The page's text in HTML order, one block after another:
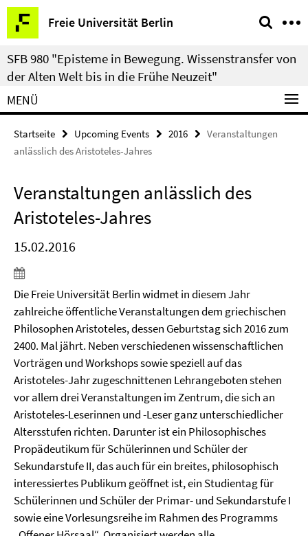
Springe
direkt
zu
Inhalt
Freie Universität Berlin
Service-
Navigation
SFB 980 "Episteme in Bewegung. Wissenstransfer von
der Alten Welt bis in die Frühe Neuzeit"
MENÜ
Startseite Upcoming Events 2016
Veranstaltungen
anlässlich des Aristoteles-Jahres
Veranstaltungen anlässlich des
Aristoteles-Jahres
15.02.2016
Die Freie Universität Berlin widmet in diesem Jahr
zahlreiche öffentliche Veranstaltungen dem griechischen
Philosophen Aristoteles, dessen Geburtstag sich 2016 zum
2400. Mal jährt. Neben verschiedenen wissenschaftlichen
Vorträgen und Workshops sowie speziell auf das
Aristoteles-Jahr zugeschnittenen Lehrangeboten stehen
vor allem drei Veranstaltungen im Zentrum, die sich an
Aristoteles-Leserinnen und -Leser ganz unterschiedlicher
Altersstufen richten. Darunter ist ein Philosophisches
Propädeutikum für Schülerinnen und Schüler der
Sekundarstufe II, das auch für ein breites, philosophisch
interessiertes Publikum geöffnet ist, ein Studientag für
Schülerinnen und Schüler der Primar- und Sekundarstufe I
sowie eine Vorlesungsreihe im Rahmen des Programms